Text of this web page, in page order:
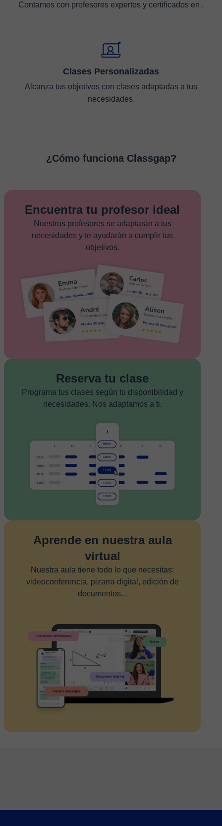
Contamos con profesores expertos y certificados en .
Clases Personalizadas
Alcanza tus objetivos con clases adaptadas a tus
necesidades.
¿Cómo funciona Classgap?
Encuentra tu profesor ideal
Nuestros profesores se adaptarán a tus
necesidades y te ayudarán a cumplir tus
objetivos.
Reserva tu clase
Programa tus clases según tu disponibilidad y
necesidades. Nos adaptamos a ti.
Aprende en nuestra aula
virtual
Nuestra aula tiene todo lo que necesitas:
videoconferencia, pizarra digital, edición de
documentos...